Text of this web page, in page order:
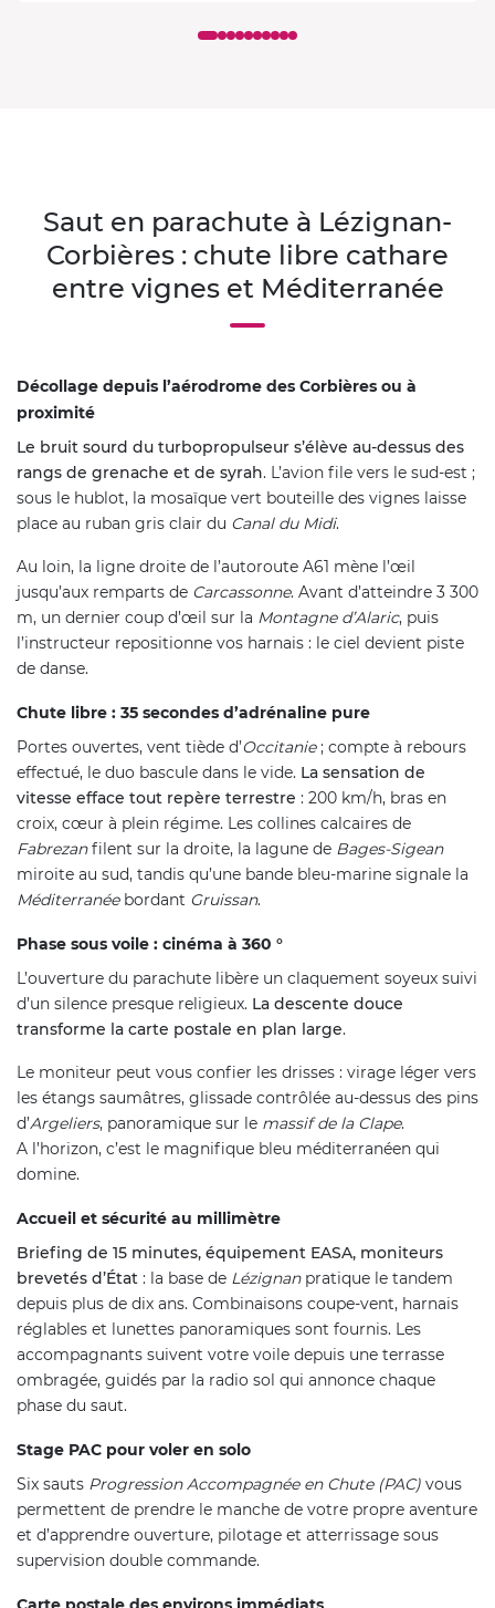
Saut en parachute à Lézignan-
Corbières : chute libre cathare
entre vignes et Méditerranée
Décollage depuis l’aérodrome des Corbières ou à
proximité
Le bruit sourd du turbopropulseur s’élève au-dessus des
rangs de grenache et de syrah. L’avion file vers le sud-est ;
sous le hublot, la mosaïque vert bouteille des vignes laisse
place au ruban gris clair du Canal du Midi.
Au loin, la ligne droite de l’autoroute A61 mène l’œil
jusqu’aux remparts de Carcassonne. Avant d’atteindre 3 300
m, un dernier coup d’œil sur la Montagne d’Alaric, puis
l’instructeur repositionne vos harnais : le ciel devient piste
de danse.
Chute libre : 35 secondes d’adrénaline pure
Portes ouvertes, vent tiède d’Occitanie; compte à rebours
effectué, le duo bascule dans le vide. La sensation de
vitesse efface tout repère terrestre : 200 km/h, bras en
croix, cœur à plein régime. Les collines calcaires de
Fabrezanfilent sur la droite, la lagune de Bages-Sigean
miroite au sud, tandis qu’une bande bleu-marine signale la
Méditerranéebordant Gruissan.
Phase sous voile : cinéma à 360 °
L’ouverture du parachute libère un claquement soyeux suivi
d’un silence presque religieux. La descente douce
transforme la carte postale en plan large.
Le moniteur peut vous confier les drisses : virage léger vers
les étangs saumâtres, glissade contrôlée au-dessus des pins
d’Argeliers, panoramique sur le massif de la Clape.
A l’horizon, c’est le magnifique bleu méditerranéen qui
domine.
Accueil et sécurité au millimètre
Briefing de 15 minutes, équipement EASA, moniteurs
brevetés d’État : la base de Lézignanpratique le tandem
depuis plus de dix ans. Combinaisons coupe-vent, harnais
réglables et lunettes panoramiques sont fournis. Les
accompagnants suivent votre voile depuis une terrasse
ombragée, guidés par la radio sol qui annonce chaque
phase du saut.
Stage PAC pour voler en solo
Six sauts Progression Accompagnée en Chute (PAC) vous
permettent de prendre le manche de votre propre aventure
et d’apprendre ouverture, pilotage et atterrissage sous
supervision double commande.